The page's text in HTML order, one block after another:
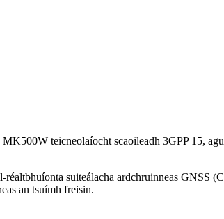
teicneolaíocht scaoileadh 3GPP 15,
suiteálacha ardchruinneas GNSS
an tsuímh freisin.